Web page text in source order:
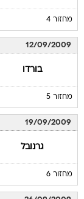
מחזור 4
12/09/2009
בורדו
מחזור 5
19/09/2009
גרנובל
מחזור 6